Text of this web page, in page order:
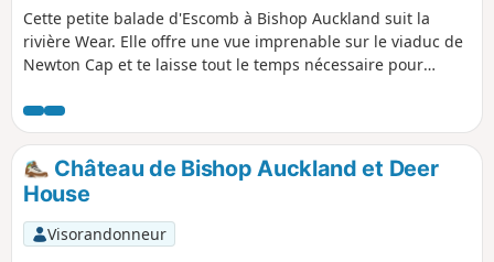
Cette petite balade d'Escomb à Bishop Auckland suit la
rivière Wear. Elle offre une vue imprenable sur le viaduc de
Newton Cap et te laisse tout le temps nécessaire pour
Château de Bishop Auckland et Deer
House
Visorandonneur